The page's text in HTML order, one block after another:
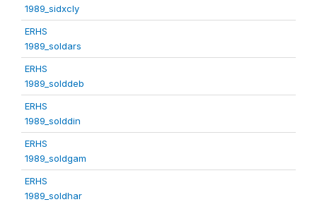
1989_sidxcly
ERHS
1989_soldars
ERHS
1989_solddeb
ERHS
1989_solddin
ERHS
1989_soldgam
ERHS
1989_soldhar